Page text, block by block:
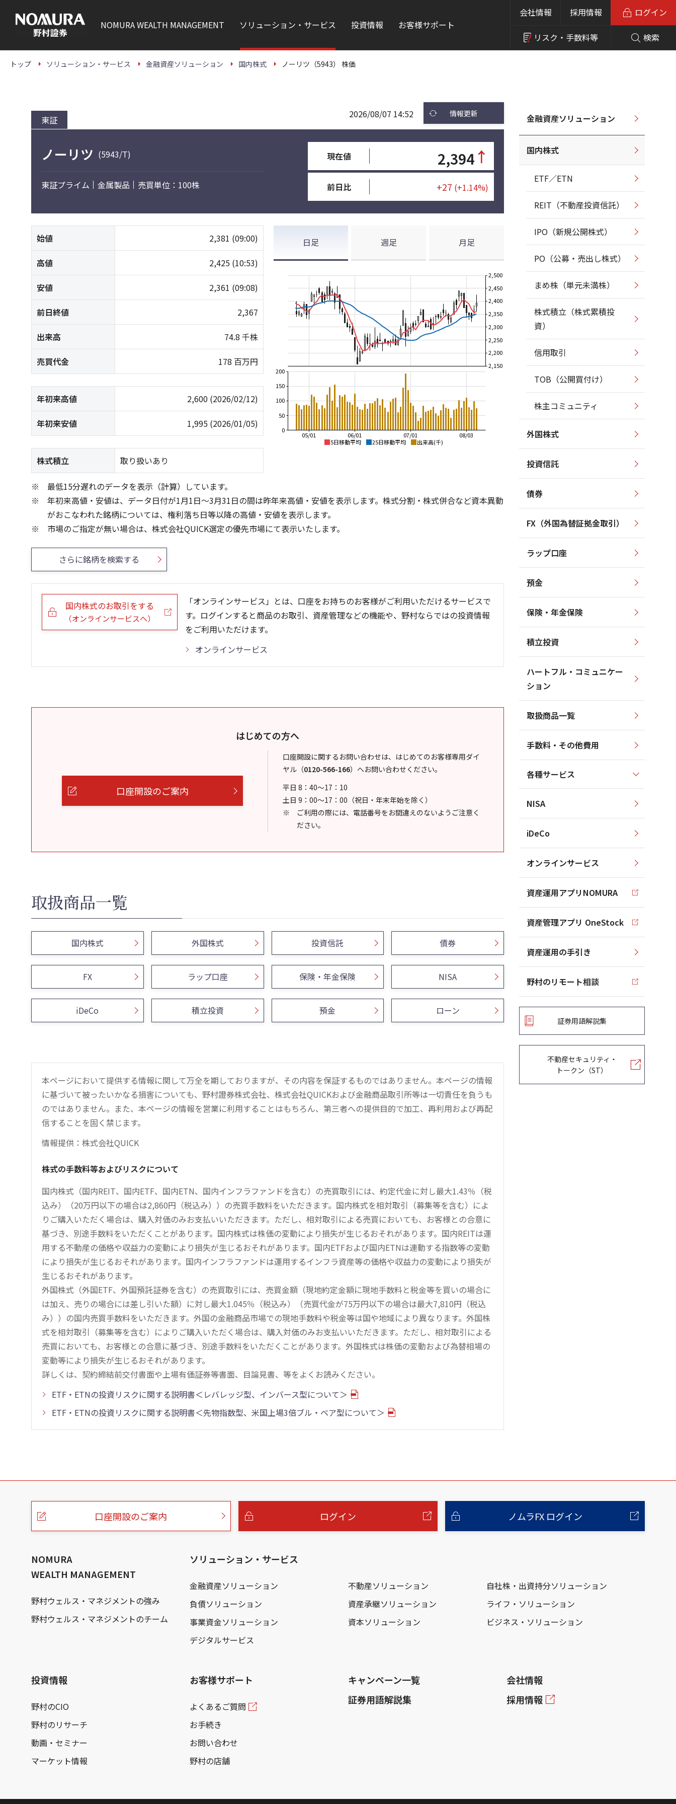
本
NOMURAWEALTH MANAGEMENT ソリューション・サービス 投資情報 お客様サポート
会社情報 採用情報
リスク・ 手数料等 検索
ログイン
トップ ソリューション・サービス 金融資産ソリューション 国内株式 ノーリツ（5943） 株価
東証 2026/08/07 14:52 情報更新
ノーリツ (5943/T)
東証プライム 金属製品 売買単位：100株
現在値 2,394↑
前日比 +27 (+1.14%)
始値 2,381 (09:00)
高値 2,425 (10:53)
安値 2,361 (09:08)
前日終値 2,367
出来高 74.8 千株
売買代金 178 百万円
年初来高値 2,600 (2026/02/12)
年初来安値 1,995 (2026/01/05)
株式積立 取り扱いあり
日足 週足 月足
5日移動平均 25日移動平均 出来高(千)
08/03
07/01
06/01
05/01
2,150
2,200
2,250
2,300
2,350
2,400
2,450
2,500
0
50
100
150
200
2,200
0
100
2,200
0
100
最低15分遅れのデータを表示（計算）しています。
年初来高値・安値は、データ日付が1月1日～3月31日の間は昨年来高値・安値を表示します。株式分割・株式併合など資本異動
がおこなわれた銘柄については、権利落ち日等以降の高値・安値を表示します。
市場のご指定が無い場合は、株式会社QUICK選定の優先市場にて表示いたします。
さらに銘柄を検索する
国内株式のお取引をする
（オンラインサービスへ）
「オンラインサービス」とは、口座をお持ちのお客様がご利用いただけるサービスで
す。ログインすると商品のお取引、資産管理などの機能や、野村ならではの投資情報
をご利用いただけます。
オンラインサービス
はじめての方へ
口座開設のご案内
口座開設に関するお問い合わせは、はじめてのお客様専用ダイ
ヤル （0120-566-166） へお問い合わせください。
平日 8：40～17：10
土日 9：00～17：00（祝日・年末年始を除く）
ご利用の際には、電話番号をお間違えのないようご注意く
ださい。
取扱商品一覧
国内株式 外国株式 投資信託 債券
FX ラップ口座 保険・年金保険 NISA
iDeCo 積立投資 預金 ローン
本ページにおいて提供する情報に関して万全を期しておりますが、その内容を保証するものではありません。本ページの情報
に基づいて被ったいかなる損害についても、野村證券株式会社、株式会社QUICKおよび金融商品取引所等は一切責任を負うも
のではありません。また、本ページの情報を営業に利用することはもちろん、第三者への提供目的で加工、再利用および再配
信することを固く禁じます。
情報提供：株式会社QUICK
株式の手数料等およびリスクについて
国内株式（国内REIT、国内ETF、国内ETN、国内インフラファンドを含む）の売買取引には、約定代金に対し最大1.43％（税
込み）（20万円以下の場合は2,860円（税込み））の売買手数料をいただきます。国内株式を相対取引（募集等を含む）によ
りご購入いただく場合は、購入対価のみお支払いいただきます。ただし、相対取引による売買においても、お客様との合意に
基づき、別途手数料をいただくことがあります。国内株式は株価の変動により損失が生じるおそれがあります。国内REITは運
用する不動産の価格や収益力の変動により損失が生じるおそれがあります。国内ETFおよび国内ETNは連動する指数等の変動
により損失が生じるおそれがあります。国内インフラファンドは運用するインフラ資産等の価格や収益力の変動により損失が
生じるおそれがあります。
外国株式（外国ETF、外国預託証券を含む）の売買取引には、売買金額（現地約定金額に現地手数料と税金等を買いの場合に
は加え、売りの場合には差し引いた額）に対し最大1.045％（税込み）（売買代金が75万円以下の場合は最大7,810円（税込
み））の国内売買手数料をいただきます。外国の金融商品市場での現地手数料や税金等は国や地域により異なります。外国株
式を相対取引（募集等を含む）によりご購入いただく場合は、購入対価のみお支払いいただきます。ただし、相対取引による
売買においても、お客様との合意に基づき、別途手数料をいただくことがあります。外国株式は株価の変動および為替相場の
変動等により損失が生じるおそれがあります。
詳しくは、契約締結前交付書面や上場有価証券等書面、目論見書、等をよくお読みください。
ETF・ETNの投資リスクに関する説明書＜レバレッジ型、インバース型について＞
ETF・ETNの投資リスクに関する説明書＜先物指数型、米国上場3倍ブル・ベア型について＞
金融資産ソリューション
国内株式
ETF／ETN
REIT（不動産投資信託）
IPO（新規公開株式）
PO（公募・売出し株式）
まめ株（単元未満株）
株式積立（株式累積投
資）
信用取引
TOB（公開買付け）
株主コミュニティ
外国株式
投資信託
債券
FX（外国為替証拠金取引）
ラップ口座
預金
保険・年金保険
積立投資
ハートフル・コミュニケー
ション
取扱商品一覧
手数料・その他費用
各種サービス
NISA
iDeCo
オンラインサービス
資産運用アプリNOMURA
資産管理アプリ OneStock
資産運用の手引き
野村のリモート相談
証券用語解説集
不動産セキュリティ・
トークン（ST）
こ
口座開設のご案内 ログイン ノムラFX ログイン
NOMURA
WEALTH MANAGEMENT
野村ウェルス・マネジメントの強み
野村ウェルス・マネジメントのチーム
ソリューション・サービス
金融資産ソリューション 不動産ソリューション
自社株・出資持分ソリューション
負債ソリューション
資産承継ソリューション
ライフ・ソリューション
事業資金ソリューション
資本ソリューション
ビジネス・ソリューション
デジタルサービス
投資情報
野村のCIO
野村のリサーチ
動画・セミナー
マーケット情報
お客様サポート
よくあるご質問
お手続き
お問い合わせ
野村の店舗
キャンペーン一覧
証券用語解説集
会社情報
採用情報